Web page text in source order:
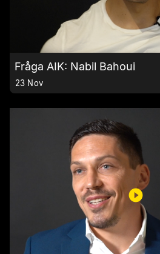
Fråga AIK: Nabil Bahoui
23 Nov